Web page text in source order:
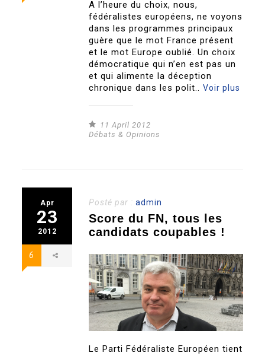
A l’heure du choix, nous,
fédéralistes européens, ne voyons
dans les programmes principaux
guère que le mot France présent
et le mot Europe oublié. Un choix
démocratique qui n’en est pas un
et qui alimente la déception
chronique dans les polit..Voir plus
11 April 2012
Débats & Opinions
Apr
23
2012
6
Posté par :admin
Score du FN, tous les
candidats coupables !
Le Parti Fédéraliste Européen tient